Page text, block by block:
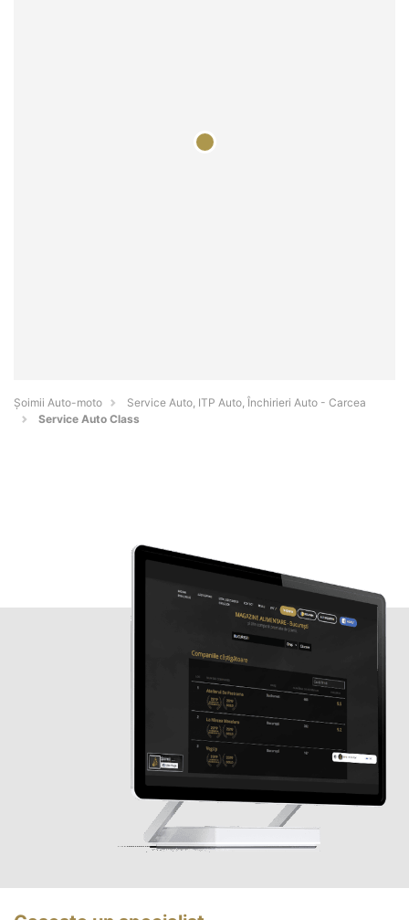
Șoimii Auto-moto
Service Auto, ITP Auto, Închirieri Auto - Carcea
Service Auto Class